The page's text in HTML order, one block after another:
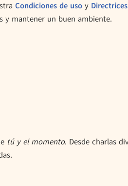
Condiciones de uso y Directrices
y mantener un buen ambiente.
tú y el momento. Desde charlas